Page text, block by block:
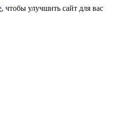
, чтобы улучшить сайт для вас